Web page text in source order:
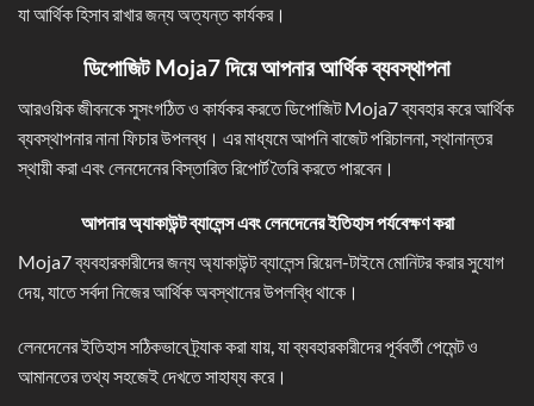
যা আর্থিক হিসাব রাখার জন্য অত্যন্ত কার্যকর।
ডিপোজিট Moja7দিয়ে আপনার আর্থিক ব্যবস্থাপনা
আরওয়িক জীবনকে সুসংগঠিত ও কার্যকর করতে ডিপোজিট Moja7 ব্যবহার করে আর্থিক
ব্যবস্থাপনার নানা ফিচার উপলব্ধ। এর মাধ্যমে আপনি বাজেট পরিচালনা, স্থানান্তর
স্থায়ী করা এবং লেনদেনের বিস্তারিত রিপোর্ট তৈরি করতে পারবেন।
আপনার অ্যাকাউন্ট ব্যালেন্স এবং লেনদেনের ইতিহাস পর্যবেক্ষণ করা
Moja7 ব্যবহারকারীদের জন্য অ্যাকাউন্ট ব্যালেন্স রিয়েল-টাইমে মোনিটর করার সুযোগ
দেয়, যাতে সর্বদা নিজের আর্থিক অবস্থানের উপলব্ধি থাকে।
লেনদেনের ইতিহাস সঠিকভাবে ট্র্যাক করা যায়, যা ব্যবহারকারীদের পূর্ববর্তী পেমেন্ট ও
আমানতের তথ্য সহজেই দেখতে সাহায্য করে।